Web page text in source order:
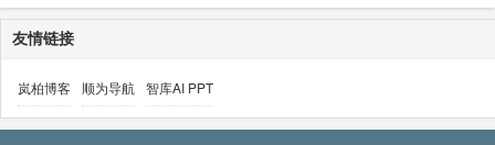
友情链接
岚柏博客 顺为导航 智库AI PPT